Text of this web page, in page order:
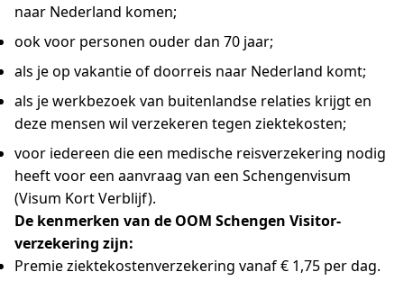
naar Nederland komen;
ook voor personen ouder dan 70 jaar;
als je op vakantie of doorreis naar Nederland komt;
als je werkbezoek van buitenlandse relaties krijgt en
deze mensen wil verzekeren tegen ziektekosten;
voor iedereen die een medische reisverzekering nodig
heeft voor een aanvraag van een Schengenvisum
(Visum Kort Verblijf).
De kenmerken van de OOM Schengen Visitor-
verzekering zijn:
Premie ziektekostenverzekering vanaf € 1,75 per dag.